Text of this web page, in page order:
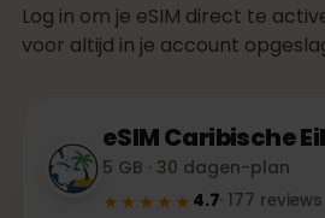
Log in om je eSIM direct te
voor altijd in je account
eSIMCaribische
5 GB · 30 dagen-plan
★★★★★ 4.7· 177 reviews